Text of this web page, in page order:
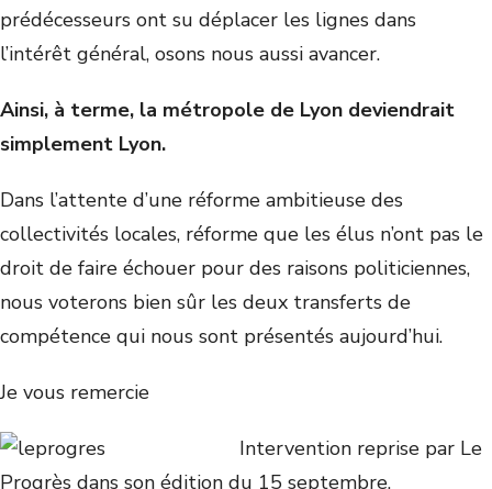
prédécesseurs ont su déplacer les lignes dans
l’intérêt général, osons nous aussi avancer.
Ainsi, à terme, la métropole de Lyon deviendrait
simplement Lyon.
Dans l’attente d’une réforme ambitieuse des
collectivités locales, réforme que les élus n’ont pas le
droit de faire échouer pour des raisons politiciennes,
nous voterons bien sûr les deux transferts de
compétence qui nous sont présentés aujourd’hui.
Je vous remercie
Intervention reprise par Le
Progrès dans son édition du 15 septembre.